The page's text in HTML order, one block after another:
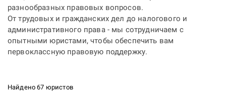
разнообразных правовых вопросов.
От трудовых и гражданских дел до налогового и
административного права - мы сотрудничаем с
опытными юристами, чтобы обеспечить вам
первоклассную правовую поддержку.
Найдено 67 юристов